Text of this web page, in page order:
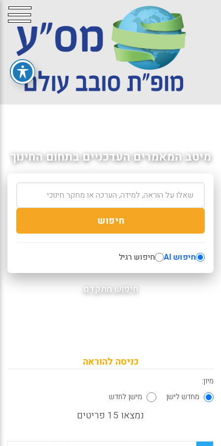
מיטב המאמרים העדכניים בתחום החינוך
חיפוש
חיפוש AI חיפוש רגיל
חיפוש מתקדם
כניסה להוראה
מיון:
מחדש לישן
מישן לחדש
נמצאו 15 פריטים